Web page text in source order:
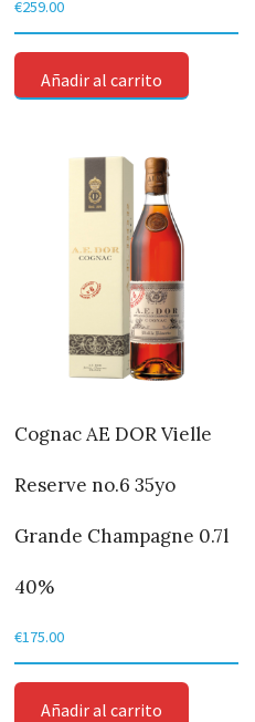
€259.00
Añadir al carrito
Cognac AE DOR Vielle
Reserve no.6 35yo
Grande Champagne 0.7l
40%
€175.00
Añadir al carrito